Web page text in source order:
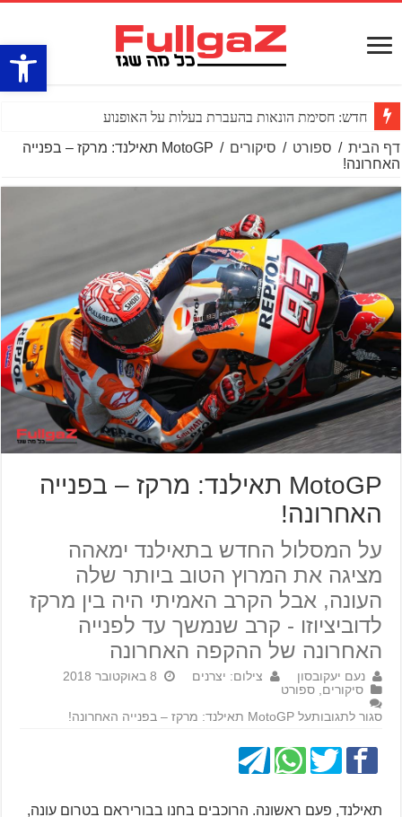
פתח
חדש: חסימת הונאות בהעברת בעלות על האופנוע
דף הבית / ספורט / סיקורים /
MotoGP תאילנד: מרקז – בפנייה
האחרונה!
MotoGP תאילנד: מרקז – בפנייה
האחרונה!
על המסלול החדש בתאילנד ימאהה
מציגה את המרוץ הטוב ביותר שלה
העונה, אבל הקרב האמיתי היה בין מרקז
לדוביציוזו - קרב שנמשך עד לפנייה
האחרונה של ההקפה האחרונה
נעם יעקובסון צילום: יצרנים
8 באוקטובר 2018
סיקורים ,ספורט
סגור לתגובותעל MotoGP תאילנד: מרקז – בפנייה האחרונה!
תאילנד, פעם ראשונה. הרוכבים בחנו בבוריראם בטרום עונה,